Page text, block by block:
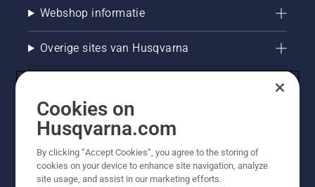
Webshop informatie
Overige sites van Husqvarna
Cookies on
Husqvarna.com
By clicking “Accept Cookies”, you agree to the storing of
cookies on your device to enhance site navigation, analyze
site usage, and assist in our marketing efforts.